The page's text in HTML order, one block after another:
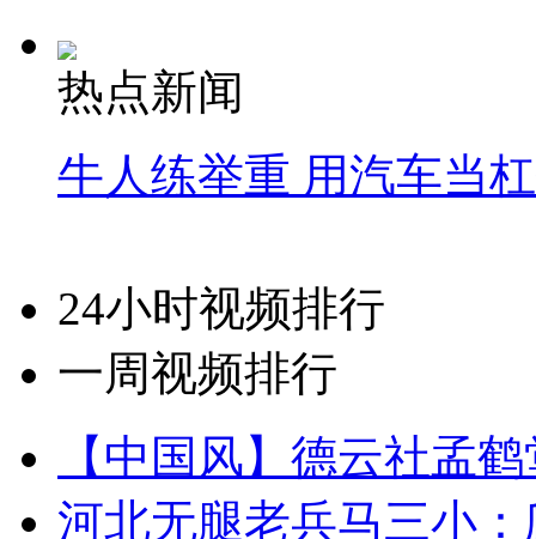
热点新闻
牛人练举重 用汽车当
24小时视频排行
一周视频排行
【中国风】德云社孟
河北无腿老兵马三小